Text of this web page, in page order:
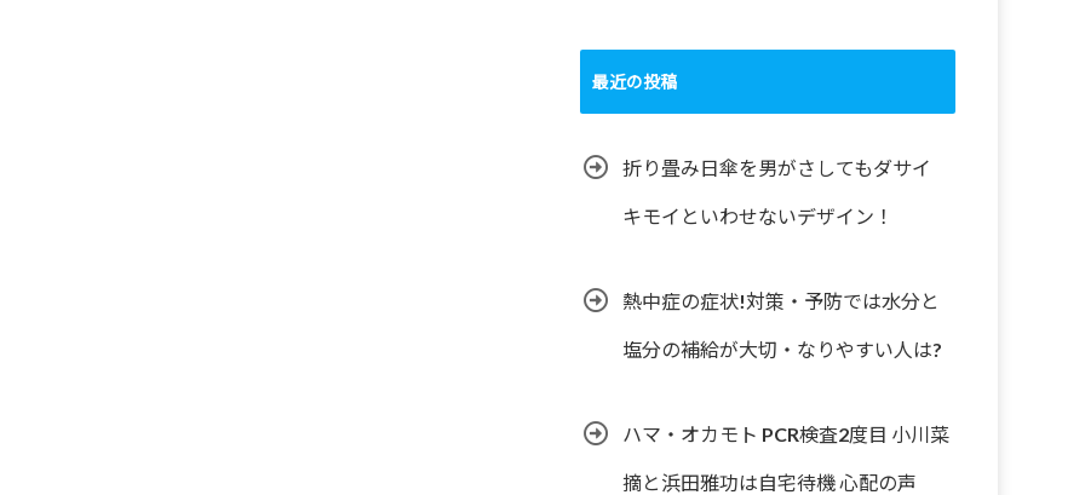
最近の投稿
折り畳み日傘を男がさしてもダサイ
キモイといわせないデザイン！
熱中症の症状!対策・予防では水分と
塩分の補給が大切・なりやすい人は?
ハマ・オカモト PCR検査2度目 小川菜
摘と浜田雅功は自宅待機 心配の声